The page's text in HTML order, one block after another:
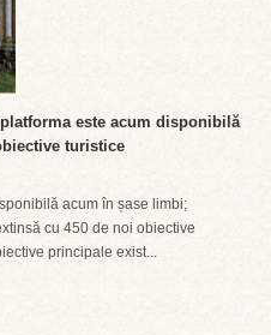
este acum disponibilă
turistice
acum în șase limbi;
cu 450 de noi obiective
principale exist...